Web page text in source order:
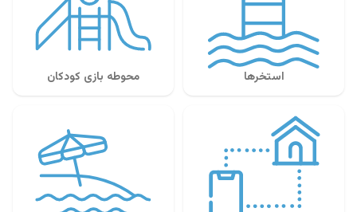
استخرها محوطه بازی کودکان